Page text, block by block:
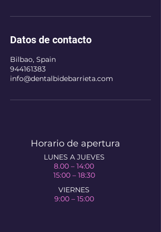
Datos de contacto
Bilbao, Spain
944161383
info@dentalbidebarrieta.com
Horario de apertura
LUNES A JUEVES
​8.00 – 14:00
15:00 – 18:30
VIERNES
9:00 – 15:00